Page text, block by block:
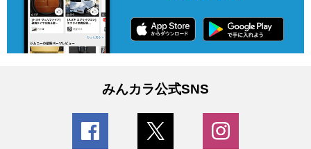
みんカラ公式SNS